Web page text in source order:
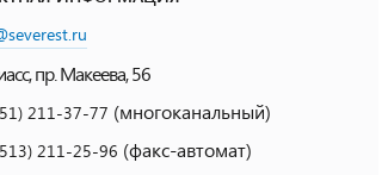
пр. Макеева, 56
211-37-77 (многоканальный)
211-25-96 (факс-автомат)